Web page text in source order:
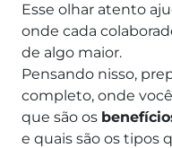
Esse olhar atento
onde cada
de algo maior.
Pensando nisso,
completo, onde
que são os
e quais são os tipos